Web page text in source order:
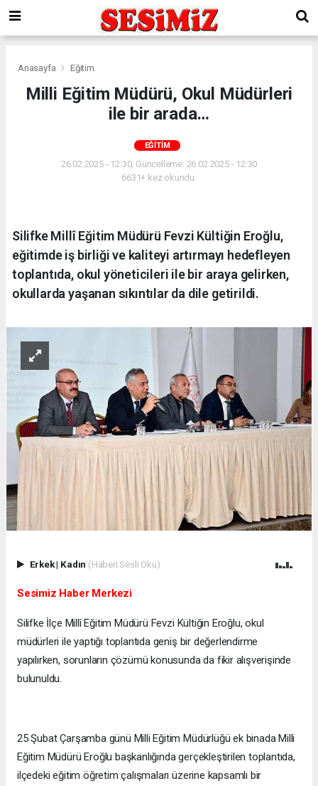
Anasayfa Eğitim
Milli Eğitim Müdürü, Okul Müdürleri
ile bir arada…
EĞITIM
26.02.2025 - 12:30, Güncelleme: 26.02.2025 - 12:30
6631+ kez okundu.
Silifke Millî Eğitim Müdürü Fevzi Kültiğin Eroğlu,
eğitimde iş birliği ve kaliteyi artırmayı hedefleyen
toplantıda, okul yöneticileri ile bir araya gelirken,
okullarda yaşanan sıkıntılar da dile getirildi.
Erkek| Kadın (Haberi Sesli Oku)
Sesimiz Haber Merkezi
Silifke İlçe Millî Eğitim Müdürü Fevzi Kültiğin Eroğlu, okul
müdürleri ile yaptığı toplantıda geniş bir değerlendirme
yapılırken, sorunların çözümü konusunda da fikir alışverişinde
bulunuldu.
25 Şubat Çarşamba günü Milli Eğitim Müdürlüğü ek binada Milli
Eğitim Müdürü Eroğlu başkanlığında gerçekleştirilen toplantıda,
ilçedeki eğitim öğretim çalışmaları üzerine kapsamlı bir